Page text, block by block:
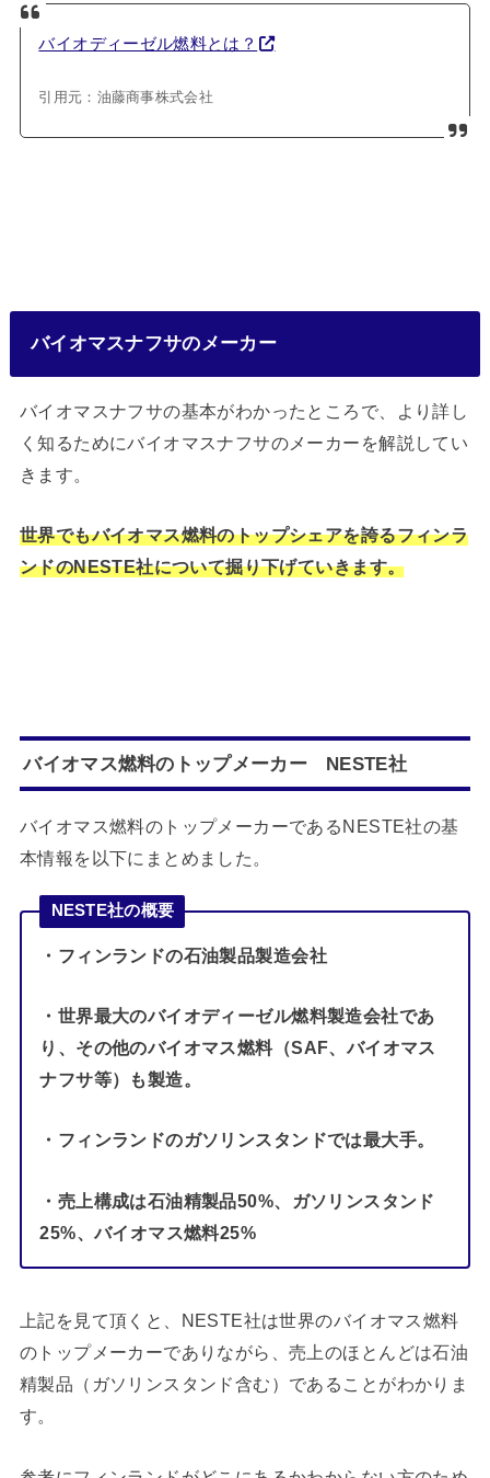
バイオディーゼル燃料とは？
引用元：油藤商事株式会社
バイオマスナフサのメーカー
バイオマスナフサの基本がわかったところで、より詳し
く知るためにバイオマスナフサのメーカーを解説してい
きます。
世界でもバイオマス燃料のトップシェアを誇るフィンラ
ンドのNESTE社について掘り下げていきます。
バイオマス燃料のトップメーカー NESTE社
バイオマス燃料のトップメーカーであるNESTE社の基
本情報を以下にまとめました。
NESTE社の概要
・フィンランドの石油製品製造会社
・世界最大のバイオディーゼル燃料製造会社であ
り、その他のバイオマス燃料（SAF、バイオマス
ナフサ等）も製造。
・フィンランドのガソリンスタンドでは最大手。
・売上構成は石油精製品50%、ガソリンスタンド
25%、バイオマス燃料25%
上記を見て頂くと、NESTE社は世界のバイオマス燃料
のトップメーカーでありながら、売上のほとんどは石油
精製品（ガソリンスタンド含む）であることがわかりま
す。